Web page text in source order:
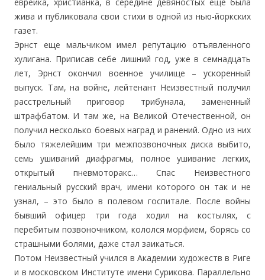
жива и публиковала свои стихи в одной из нью-йоркских
газет.
Эрнст еще мальчиком имел репутацию отъявленного
хулигана. Приписав себе лишний год, уже в семнадцать
лет, Эрнст окончил военное училище – ускоренный
выпуск. Там, на войне, лейтенант Неизвестный получил
расстрельный приговор трибунала, замененный
штрафбатом. И там же, на Великой Отечественной, он
получил несколько боевых наград и ранений. Одно из них
было тяжелейшим три межпозвоночных диска выбито,
семь ушиваний диафрагмы, полное ушивание легких,
открытый пневмоторакс… Спас Неизвестного
гениальный русский врач, имени которого он так и не
узнал, – это было в полевом госпитале. После войны
бывший офицер три года ходил на костылях, с
перебитым позвоночником, кололся морфием, борясь со
страшными болями, даже стал заикаться.
Потом Неизвестный учился в Академии художеств в Риге
и в московском Институте имени Сурикова. Параллельно